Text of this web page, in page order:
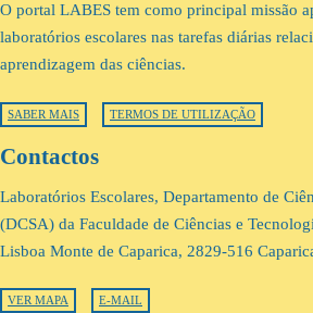
O portal LABES tem como principal missão
laboratórios escolares nas tarefas diárias
aprendizagem das ciências.
SABER MAIS TERMOS DE UTILIZAÇÃO
Contactos
Laboratórios Escolares, Departamento de
(DCSA) da Faculdade de Ciências e
Lisboa Monte de Caparica, 2829-516
VER MAPA E-MAIL